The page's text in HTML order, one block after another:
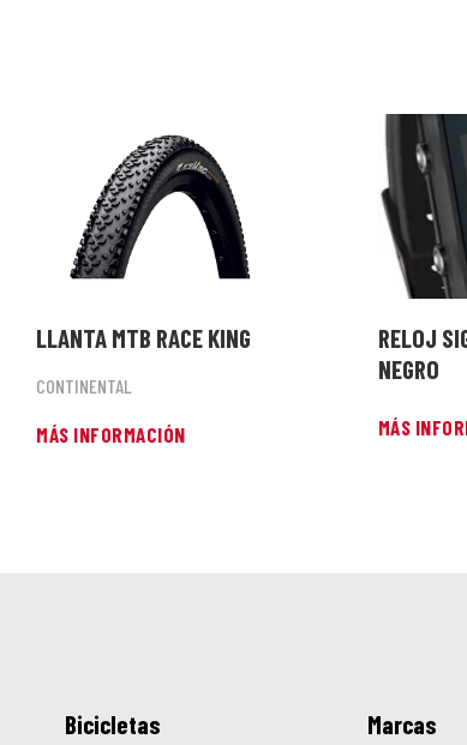
LLANTA MTB RACE KING
CONTINENTAL
MÁS INFORMACIÓN
RELOJ
NEGRO
MÁS
Bicicletas Marcas